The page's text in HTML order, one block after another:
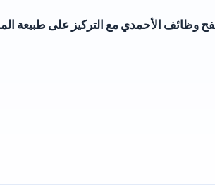
وظائف الأحمدي مع التركيز على طبيعة